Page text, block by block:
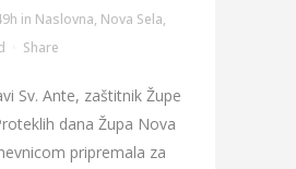
in Naslovna, Nova Sela,
Share
Sv. Ante, zaštitnik Župe
dana Župa Nova
pripremala za